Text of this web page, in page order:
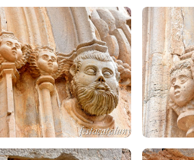
un comunidor, també del segle XVI,
de cementiris, el que hi havia a redós
municipal. L'accés al cementiri és
amb totxo a plec de llibre amb una